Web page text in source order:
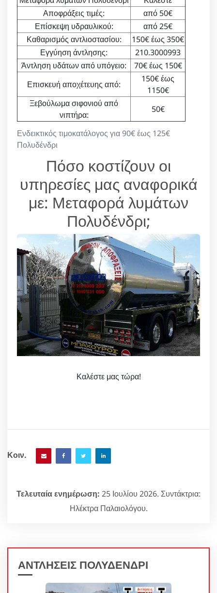
Ενδεικτικός τιμοκατάλογος για 90€ έως 125€
Πολυδένδρι
Αποφράξεις τιμές:
από 50€
Επίσκεψη υδραυλικού:
από 25€
Καθαρισμός αντλιοστασίου:
150€ έως 350€
Εγγύηση άντλησης:
210.3000993
Άντληση υδάτων από υπόγειο:
70€ έως 150€
Επισκευή αποχέτευης από:
150€ έως
1150€
Ξεβούλωμα σιφονιού από
νιπτήρα:
50€
Πόσο κοστίζουν οι
υπηρεσίες μας αναφορικά
με: Μεταφορά λυμάτων
Πολυδένδρι;
Καλέστε μας τώρα!
Κοιν.
Τελευταία ενημέρωση: 25 Ιουλίου 2026. Συντάκτρια:
Ηλέκτρα Παλαιολόγου.
ΑΝΤΛΗΣΕΙΣ ΠΟΛΥΔΕΝΔΡΙ